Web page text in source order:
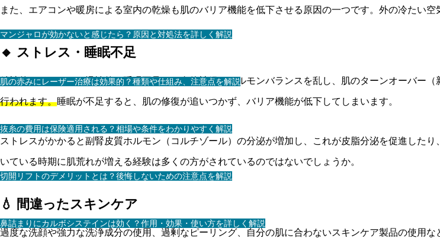
マンジャロが効かないと感じたら？原因と対処法を詳しく解説
肌の赤みにレーザー治療は効果的？種類や仕組み、注意点を解説
抜糸の費用は保険適用される？相場や条件をわかりやすく解説
切開リフトのデメリットとは？後悔しないための注意点を解説
鼻詰まりにカルボシステインは効く？作用・効果・使い方を詳しく解説
また、エアコンや暖房による室内の乾燥も肌のバリア機能を低下させる原因の一つです。外の冷たい
🔸 ストレス・睡眠不足
精神的なストレスや慢性的な睡眠不足は、自律神経やホルモンバランスを乱し、肌のターンオーバー（
行われます。睡眠が不足すると、肌の修復が追いつかず、バリア機能が低下してしまいます。
ストレスがかかると副腎皮質ホルモン（コルチゾール）の分泌が増加し、これが皮脂分泌を促進した
いている時期に肌荒れが増える経験は多くの方がされているのではないでしょうか。
💧 間違ったスキンケア
過度な洗顔や強力な洗浄成分の使用、過剰なピーリング、自分の肌に合わないスキンケア製品の使用